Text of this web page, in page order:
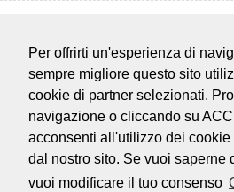
Per offrirti un'esperienza di
sempre migliore questo sito
cookie di partner selezionati.
navigazione o cliccando su
acconsenti all'utilizzo dei cookie
dal nostro sito. Se vuoi saperne
vuoi modificare il tuo consenso